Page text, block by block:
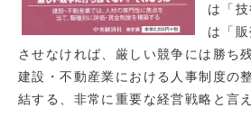
は「
は「
させなければ、厳しい競争には勝ち
建設・不動産業における人事制度の
結する、非常に重要な経営戦略と言